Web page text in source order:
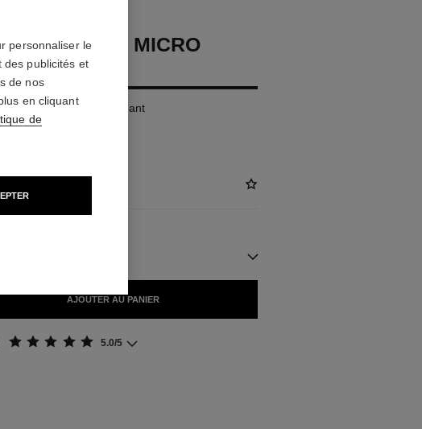
BEAUTY MICRO
Rééquilibrant Repulpant
plus
AJOUTER AU PANIER
5.0/5
personnaliser le
des publicités et
de nos
en cliquant
de